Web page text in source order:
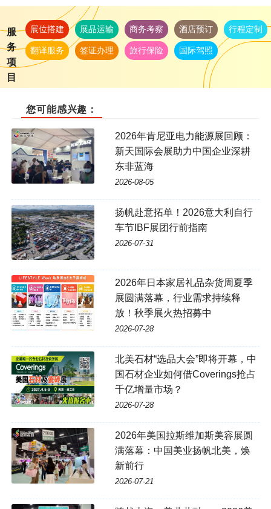
服
务
项
目
展位搭建 展品运输 商务考察 酒店预订 行程定制
翻译服务 签证办理 旅行保险 国际驾照
您可能感兴趣：
2026年肯尼亚电力能源展回顾：
新天国际会展助力中国企业深耕
东非蓝海
2026-08-05
扬帆赴意拓单！2026意大利自行
车节IBF展团行前指南
2026-07-31
2026年日本家居礼品杂货周夏季
展圆满落幕，行业需求持续释
放！秋季展火热招募中
2026-07-28
北美石材“选品大会”即将开幕，中
国石材企业如何借Coverings抢占
千亿增量市场？
2026-07-28
2026年美国拉斯维加斯美容展圆
满落幕：中国美业扬帆北美，焕
新前行
2026-07-21